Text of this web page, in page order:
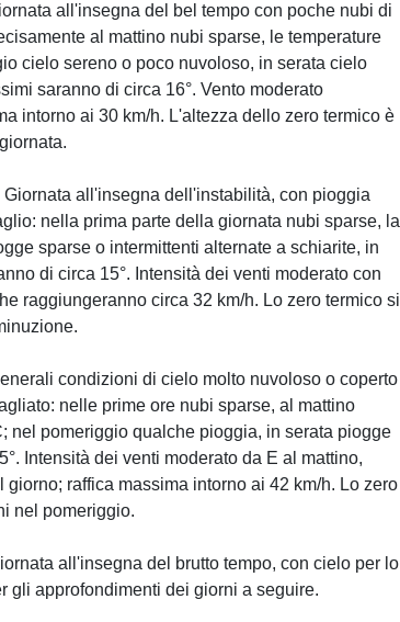
all'insegna del bel tempo con poche nubi di
al mattino nubi sparse, le temperature
cielo sereno o poco nuvoloso, in serata cielo
saranno di circa 16°. Vento moderato
intorno ai 30 km/h. L'altezza dello zero termico è
Giornata all'insegna dell'instabilità, con pioggia
nella prima parte della giornata nubi sparse, la
sparse o intermittenti alternate a schiarite, in
di circa 15°. Intensità dei venti moderato con
raggiungeranno circa 32 km/h. Lo zero termico si
condizioni di cielo molto nuvoloso o coperto
nelle prime ore nubi sparse, al mattino
nel pomeriggio qualche pioggia, in serata piogge
Intensità dei venti moderato da E al mattino,
raffica massima intorno ai 42 km/h. Lo zero
nel pomeriggio.
all'insegna del brutto tempo, con cielo per lo
gli approfondimenti dei giorni a seguire.